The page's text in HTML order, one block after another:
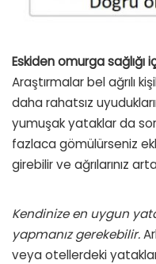
Eskiden omurga
Araştırmalar bel ağrılı
daha rahatsız
yumuşak yataklar da
fazlaca gömülürseniz
girebilir ve ağrılarınız
Kendinize en uygun
yapmanız gerekebilir.
veya otellerdeki